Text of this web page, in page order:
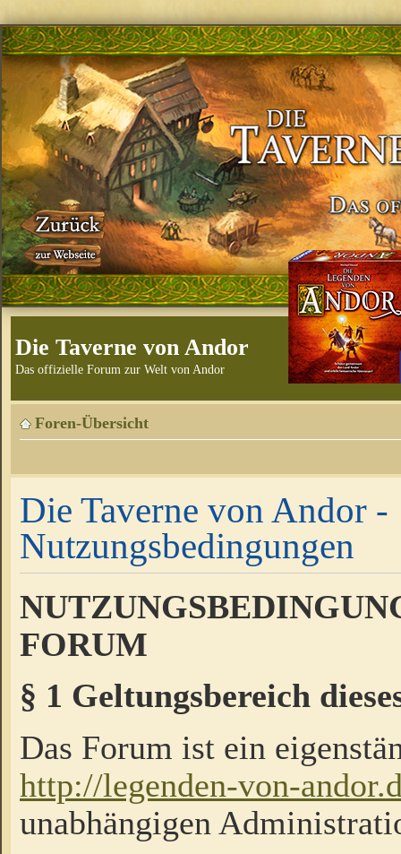
Die Taverne von Andor
Das offizielle Forum zur Welt von Andor
Foren-Übersicht
Die Taverne von Andor -
Nutzungsbedingungen
FORUM
§ 1 Geltungsbereich
Das Forum ist ein
http://legenden-von-
unabhängigen